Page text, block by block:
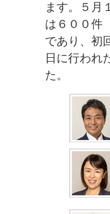
ます。５月
は６００件
であり、初
日に行われ
た。